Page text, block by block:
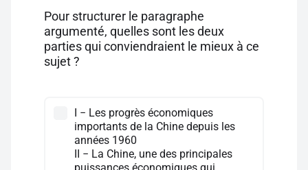
Pour structurer le paragraphe
argumenté, quelles sont les deux
parties qui conviendraient le mieux à ce
sujet ?
I − Les progrès économiques
importants de la Chine depuis les
années 1960
II − La Chine, une des principales